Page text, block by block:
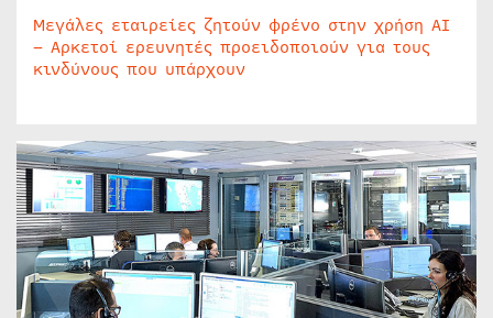
Μεγάλες εταιρείες ζητούν φρένο στην χρήση AI
– Αρκετοί ερευνητές προειδοποιούν για τους
κινδύνους που υπάρχουν